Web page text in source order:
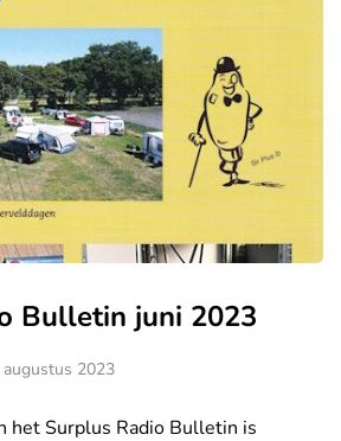
Bulletin juni 2023
augustus 2023
het Surplus Radio Bulletin is